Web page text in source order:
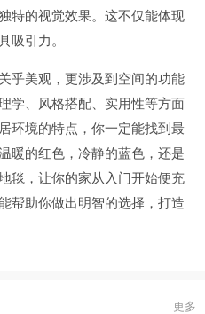
特的视觉效果。这不仅能体现
吸引力。
乎美观，更涉及到空间的功能
学、风格搭配、实用性等方面
环境的特点，你一定能找到最
暖的红色，冷静的蓝色，还是
毯，让你的家从入门开始便充
帮助你做出明智的选择，打造
更多